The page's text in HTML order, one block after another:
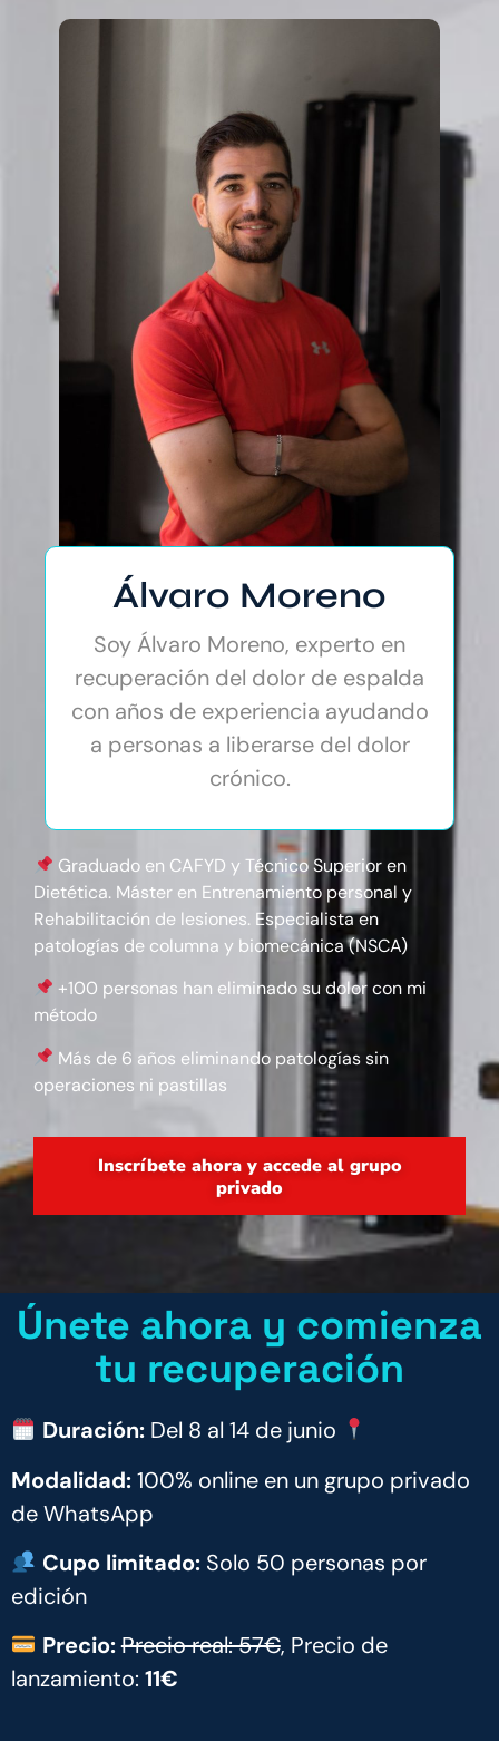
Álvaro Moreno
Soy Álvaro Moreno, experto en
recuperación del dolor de espalda
con años de experiencia ayudando
a personas a liberarse del dolor
crónico.
Graduado en CAFYD y Técnico Superior en
Dietética. Máster en Entrenamiento personal y
Rehabilitación de lesiones. Especialista en
patologías de columna y biomecánica (NSCA)
+100 personas han eliminado su dolor con mi
método
Más de 6 años eliminando patologías sin
operaciones ni pastillas
Inscríbete ahora y accede al grupo
privado
Únete ahora y comienza
tu recuperación
Duración:Del 8 al 14 de junio
Modalidad:100% online en un grupo privado
de WhatsApp
Cupo limitado:Solo 50 personas por
edición
Precio:Precio real: 57€, Precio de
lanzamiento: 11€